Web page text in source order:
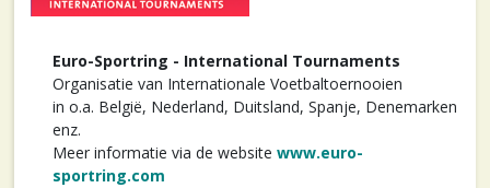
Euro-Sportring - International Tournaments
Organisatie van Internationale Voetbaltoernooien
in o.a. België, Nederland, Duitsland, Spanje, Denemarken
enz.
Meer informatie via de website www.euro-
sportring.com